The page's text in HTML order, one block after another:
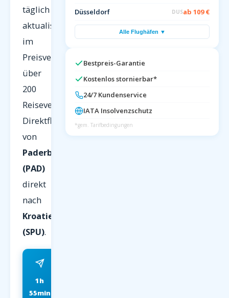
täglich
aktualisiert
im
Preisvergleich
über
200
Reiseveranstalter.
Direktflug
von
Paderborn
(PAD)
direkt
nach
Kroatien
(SPU).
1h
55min
Düsseldorf
DUSab 109 €
Alle Flughäfen ▼
Bestpreis-Garantie
Kostenlos stornierbar*
24/7 Kundenservice
IATA Insolvenzschutz
*gem. Tarifbedingungen